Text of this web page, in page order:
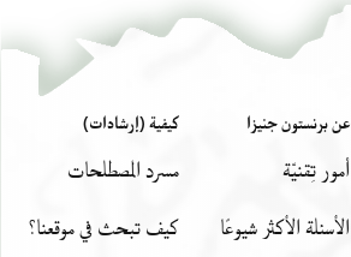
عن برنستون جنيزا
أمور تِقنيّة
الأسئلة الأكثر شيوعًا
كيفية (إرشادات)
مسرد المصطلحات
كيف تبحث في موقعنا؟